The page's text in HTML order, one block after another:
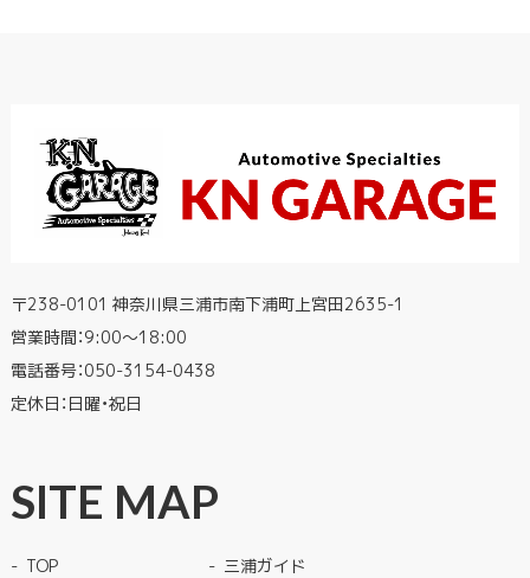
〒238-0101 神奈川県三浦市南下浦町上宮田2635-1
営業時間：9:00〜18:00
電話番号：050-3154-0438
定休日：日曜・祝日
SITE MAP
TOP
三浦ガイド